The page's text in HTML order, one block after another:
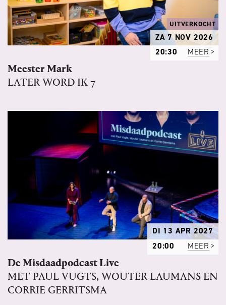
UITVERKOCHT
ZA 7 NOV 2026
20:30
MEER
Meester Mark
LATER WORD IK 7
DI 13 APR 2027
20:00
MEER
De Misdaadpodcast Live
MET PAUL VUGTS, WOUTER LAUMANS EN
CORRIE GERRITSMA